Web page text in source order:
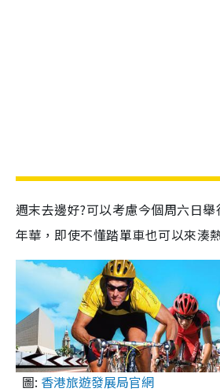
週末去邊好?可以考慮今個周六日
年華，即使不懂踏單車也可以來湊
圖: 香港旅遊發展局官網